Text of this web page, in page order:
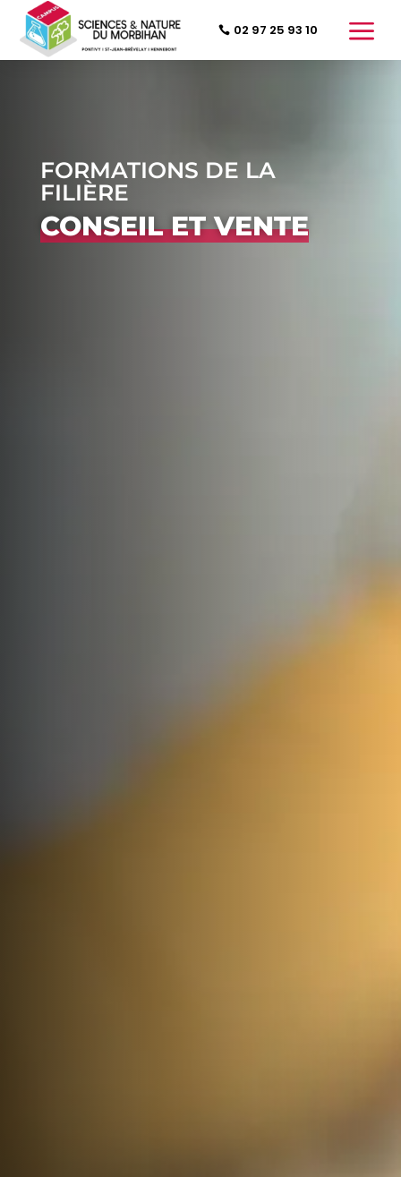
02 97 25 93 10 a
FORMATIONS DE LA
FILIÈRE
CONSEIL ET VENTE